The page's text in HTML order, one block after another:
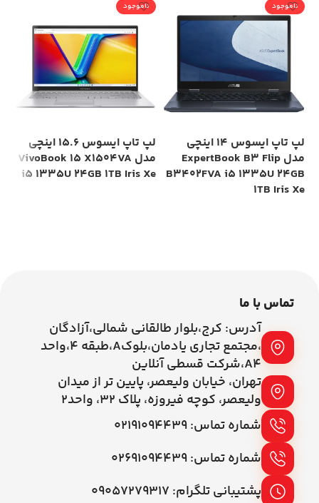
ناموجود
لپ تاپ ایسوس 14 اینچی
مدل ExpertBook B3 Flip
B3402FVA i5 1335U 24GB
1TB Iris Xe
ناموجود
لپ تاپ ایسوس 15.6 اینچی
مدل VivoBook 15 X1504VA
i5 1335U 24GB 1TB Iris Xe
تماس با ما
آدرس: کرج،بلوار طالقانی شمالی،آزادگان
،مجتمع تجاری یادمان،بلوکA،طبقه ۴،واحد
A4،شرکت قسطی آنلاین
تهران، خیابان ولیعصر، پایین تر از میدان
ولیعصر، کوچه فیروزه، پلاک 32، واحد2
شماره تماس: ۰۲۱۹۱۰۹۴۴۳۹
شماره تماس: ۰۲۶۹۱۰۹۴۴۳۹
پشتیبانی تلگرام: ۰۹۰۵۷۲۷۹۳۱۷